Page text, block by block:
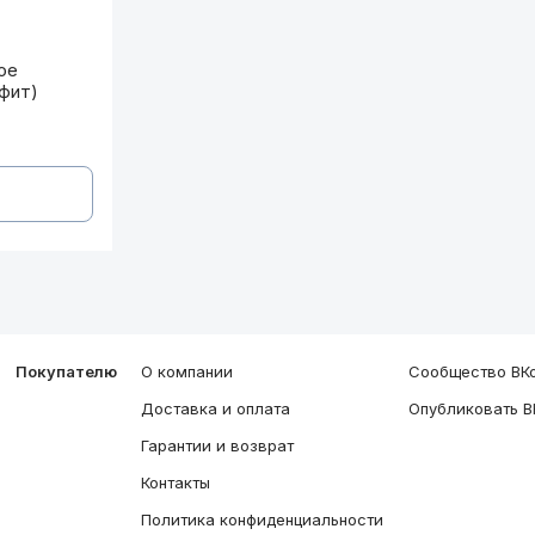
"Турист" (флис, графит)
Покупателю
О компании
Доставка и оплата
Гарантии и возврат
Контакты
Политика конфиденциальности
Сообщество
Опубликовать